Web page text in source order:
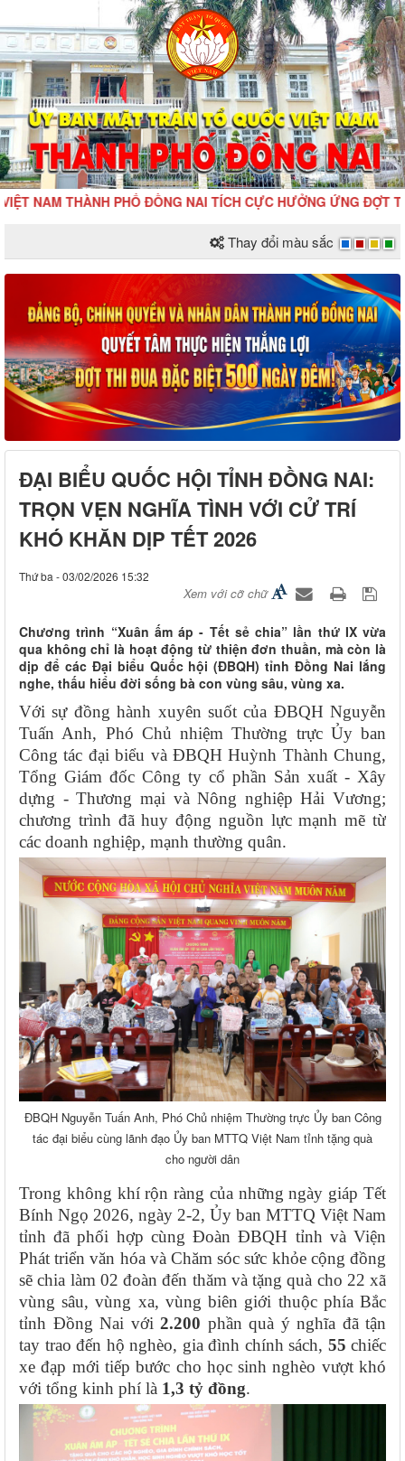
THÀNH PHỐ ĐỒNG NAI TÍCH CỰC HƯỞNG ỨNG ĐỢT THI
Thay đổi màu sắc
ĐẠI BIỂU QUỐC HỘI TỈNH ĐỒNG NAI:
TRỌN VẸN NGHĨA TÌNH VỚI CỬ TRÍ
KHÓ KHĂN DỊP TẾT 2026
Thứ ba - 03/02/2026 15:32
Xem với cỡ chữ
Chương trình “Xuân ấm áp - Tết sẻ chia” lần thứ IX vừa
qua không chỉ là hoạt động từ thiện đơn thuần, mà còn là
dịp để các Đại biểu Quốc hội (ĐBQH) tỉnh Đồng Nai lắng
nghe, thấu hiểu đời sống bà con vùng sâu, vùng xa.
Với sự đồng hành xuyên suốt của ĐBQH Nguyễn
Tuấn Anh, Phó Chủ nhiệm Thường trực Ủy ban
Công tác đại biểu và ĐBQH Huỳnh Thành Chung,
Tổng Giám đốc Công ty cổ phần Sản xuất - Xây
dựng - Thương mại và Nông nghiệp Hải Vương;
chương trình đã huy động nguồn lực mạnh mẽ từ
các doanh nghiệp, mạnh thường quân.
ĐBQH Nguyễn Tuấn Anh, Phó Chủ nhiệm Thường trực Ủy ban Công
tác đại biểu cùng lãnh đạo Ủy ban MTTQ Việt Nam tỉnh tặng quà
cho người dân
Trong không khí rộn ràng của những ngày giáp Tết
Bính Ngọ 2026, ngày 2-2, Ủy ban MTTQ Việt Nam
tỉnh đã phối hợp cùng Đoàn ĐBQH tỉnh và Viện
Phát triển văn hóa và Chăm sóc sức khỏe cộng đồng
sẽ chia làm 02 đoàn đến thăm và tặng quà cho 22 xã
vùng sâu, vùng xa, vùng biên giới thuộc phía Bắc
tỉnh Đồng Nai với 2.200 phần quà ý nghĩa đã tận
tay trao đến hộ nghèo, gia đình chính sách, 55 chiếc
xe đạp mới tiếp bước cho học sinh nghèo vượt khó
với tổng kinh phí là 1,3 tỷ đồng.